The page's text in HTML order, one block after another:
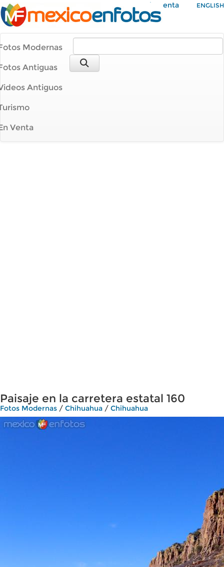
Mi Cuenta ENGLISH
Modernas
Antiguas
Antiguos
Venta
Paisaje en la carretera estatal 160
Fotos Modernas / Chihuahua / Chihuahua